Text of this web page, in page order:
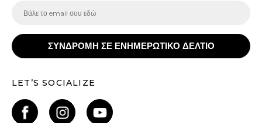
ΣΥΝΔΡΟΜΗ ΣΕ ΕΝΗΜΕΡΩΤΙΚΟ ΔΕΛΤΙΟ
LET’S SOCIALIZE